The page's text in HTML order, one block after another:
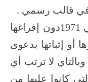
في قالب رسمي .
ـ العقود المبرمة بعد أول جانفي 1971دون إفراغها
إثباتها بدعوى
لا ترتب أي
كانوا عليها من